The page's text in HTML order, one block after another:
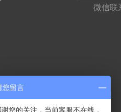
微信联
您留言
谢您的关注，当前客服不在线，